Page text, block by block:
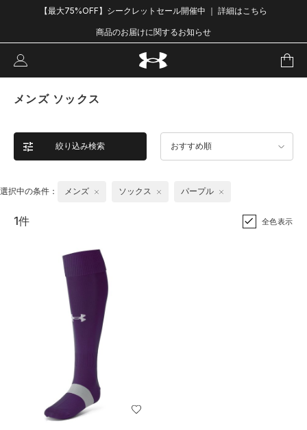
【最大75%OFF】シークレットセール開催中 ｜ 詳細はこちら
商品のお届けに関するお知らせ
メンズ ソックス
絞り込み検索 おすすめ順
選択中の条件： メンズ ソックス パープル
1件 全色表示